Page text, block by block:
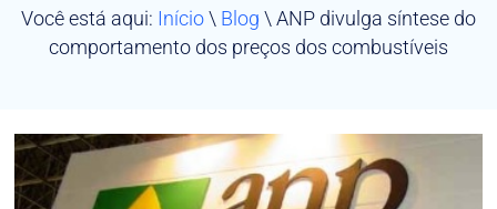
Você está aqui: Início\ Blog \ ANP divulga síntese do
comportamento dos preços dos combustíveis